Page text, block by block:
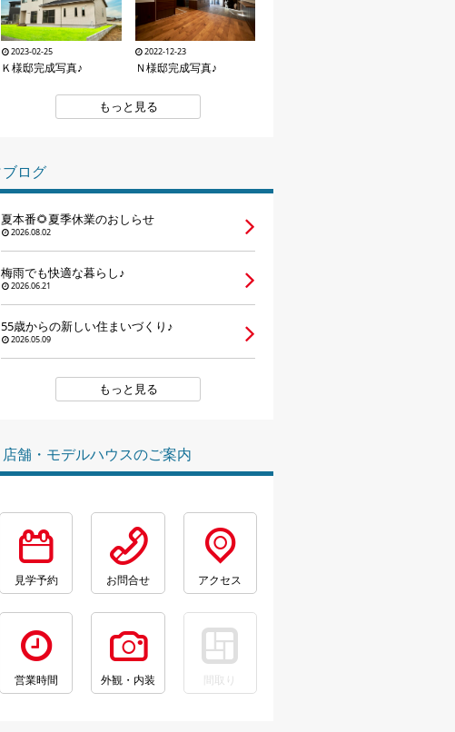
2023-02-25
Ｋ様邸完成写真♪
2022-12-23
Ｎ様邸完成写真♪
もっと見る
ブログ
夏本番🌻夏季休業のおしらせ
2026.08.02
梅雨でも快適な暮らし♪
2026.06.21
55歳からの新しい住まいづくり♪
2026.05.09
もっと見る
店舗・モデルハウスのご案内
見学予約 お問合せ アクセス
営業時間 外観・内装 間取り